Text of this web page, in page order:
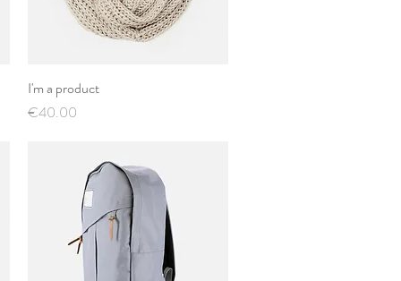
Quick View
I'm a product
Price
€40.00